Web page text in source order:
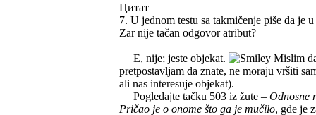
Цитат
7. U jednom testu sa takmičenje piše da je
Zar nije tačan odgovor atribut?
E, nije; jeste objekat.
Mislim
pretpostavljam da znate, ne moraju vršiti
ali nas interesuje objekat).
Pogledajte tačku 503 iz žute – Odnosne
Pričao je o onome što ga je mučilo, gde je